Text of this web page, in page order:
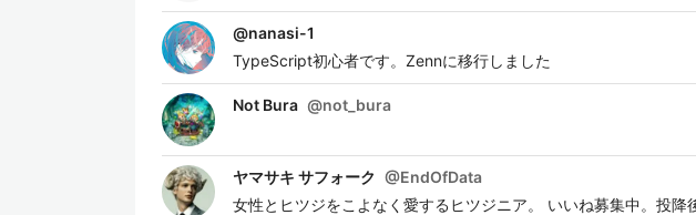
@nanasi-1
TypeScript初心者です。Zennに移行しました
Not Bura @not_bura
ヤマサキ サフォーク @EndOfData
女性とヒツジをこよなく愛するヒツジニア。 いいね募集中。投